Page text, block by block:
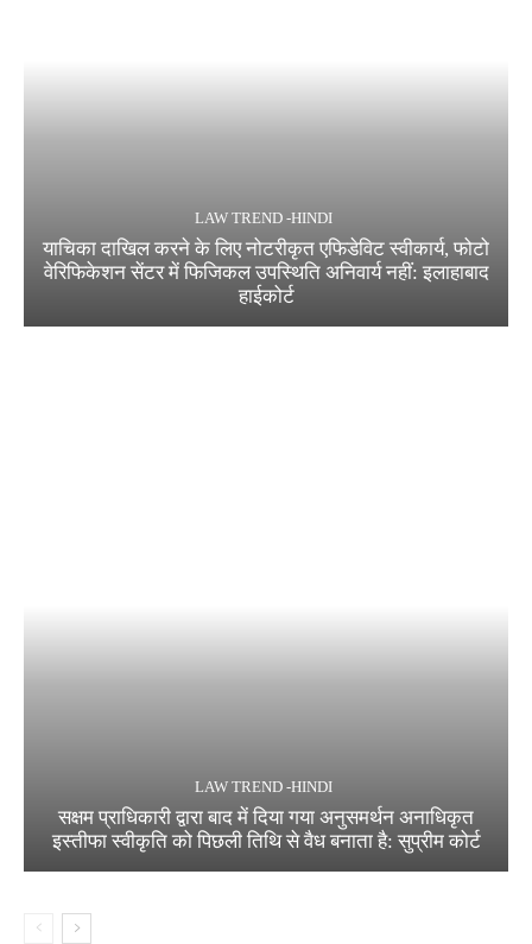
LAW TREND -HINDI
याचिका दाखिल करने के लिए नोटरीकृत एफिडेविट स्वीकार्य, फोटो
वेरिफिकेशन सेंटर में फिजिकल उपस्थिति अनिवार्य नहीं: इलाहाबाद
हाईकोर्ट
LAW TREND -HINDI
सक्षम प्राधिकारी द्वारा बाद में दिया गया अनुसमर्थन अनाधिकृत
इस्तीफा स्वीकृति को पिछली तिथि से वैध बनाता है: सुप्रीम कोर्ट